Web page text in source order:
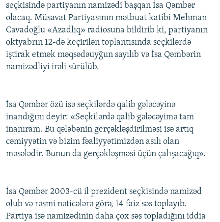
seçkisində partiyanın namizədi başqan İsa Qəmbər
olacaq. Müsavat Partiyasının mətbuat katibi Mehman
Cavadoğlu «Azadlıq» radiosuna bildirib ki, partiyanın
oktyabrın 12-də keçirilən toplantısında seçkilərdə
iştirak etmək məqsədəuyğun sayılıb və İsa Qəmbərin
namizədliyi irəli sürülüb.
İsa Qəmbər özü isə seçkilərdə qalib gələcəyinə
inandığını deyir: «Seçkilərdə qalib gələcəyimə tam
inanıram. Bu qələbənin gerçəkləşdirilməsi isə artıq
cəmiyyətin və bizim fəaliyyətimizdən asılı olan
məsələdir. Bunun da gerçəkləşməsi üçün çalışacağıq».
İsa Qəmbər 2003-cü il prezident seçkisində namizəd
olub və rəsmi nəticələrə görə, 14 faiz səs toplayıb.
Partiya isə namizədinin daha çox səs topladığını iddia